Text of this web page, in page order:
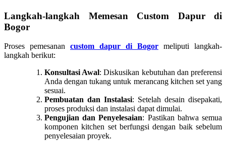
Langkah-langkah Memesan Custom Dapur di
Bogor
Proses pemesanan custom dapur di Bogor meliputi langkah-
langkah berikut:
Konsultasi Awal: Diskusikan kebutuhan dan preferensi
Anda dengan tukang untuk merancang kitchen set yang
sesuai.
Pembuatan dan Instalasi: Setelah desain disepakati,
proses produksi dan instalasi dapat dimulai.
Pengujian dan Penyelesaian: Pastikan bahwa semua
komponen kitchen set berfungsi dengan baik sebelum
penyelesaian proyek.